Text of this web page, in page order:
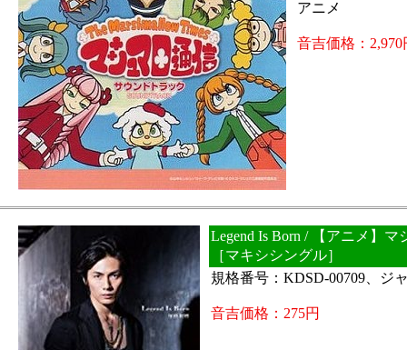
アニメ
音吉価格：2,970
Legend Is Born / 【アニメ】マ
［マキシシングル］
規格番号：KDSD-00709、ジ
音吉価格：275円